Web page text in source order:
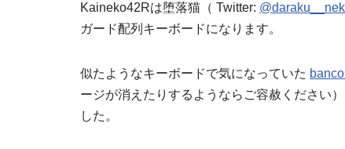
Kaineko42Rは堕落猫（ Twitter:
ガード配列キーボードになります。
似たようなキーボードで気になっていた
ージが消えたりするようならご容赦ください
した。